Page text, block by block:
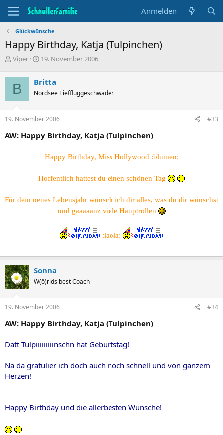
Anmelden
Glückwünsche
Happy Birthday, Katja (Tulpinchen)
T
e
m
e
n
s
t
r
Viper
B
i
n
d
a
u
19. November 2006
B Britta
Nordsee Tieffluggeschwader
19. November 2006 #33
AW: Happy Birthday, Katja (Tulpinchen)
Happy Birthday, Miss Hollywood :blumen:
Hoffentlich hattest du einen schönen Tag
Für dein neues Lebensjahr wünsch ich dir alles, was du dir wünschst
und gaaaaanz viele Hauptrollen
:laola:
Sonna
W(ö)rlds best Coach
19. November 2006 #34
AW: Happy Birthday, Katja (Tulpinchen)
Datt Tulpiiiiiiiiinschn hat Geburtstag!
Na da gratulier ich doch auch noch schnell und von ganzem
Herzen!
Happy Birthday und die allerbesten Wünsche!